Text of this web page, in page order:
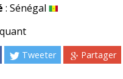
: Sénégal
Tweeter Partager